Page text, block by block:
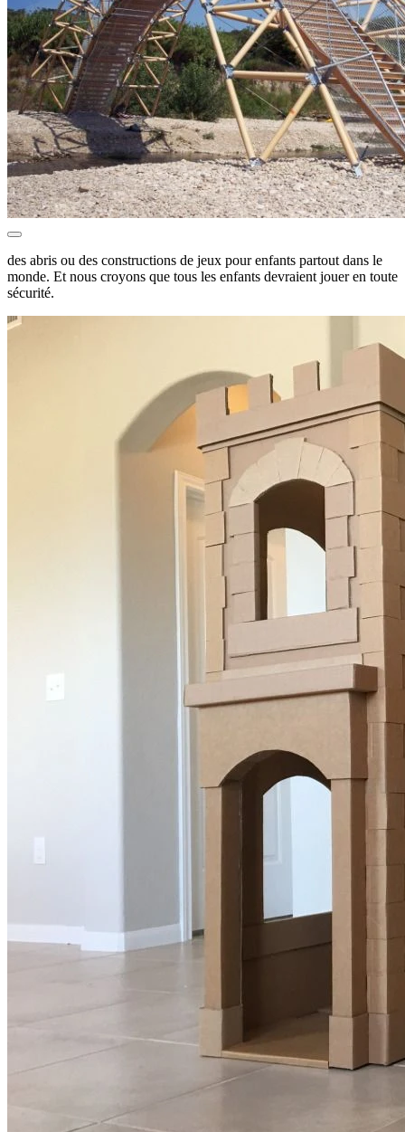
des abris ou des constructions de jeux pour enfants partout dans le
monde. Et nous croyons que tous les enfants devraient jouer en toute
sécurité.